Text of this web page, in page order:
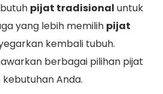
pijat tradisional untuk
yang lebih memilih pijat
kembali tubuh.
berbagai pilihan pijat
Anda.